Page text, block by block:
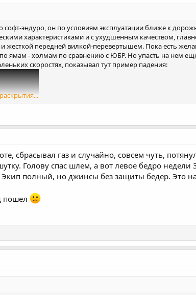
софт-эндуро, он по условиям эксплуатации ближе к
характеристиками и с ухудшенным качеством,
передней вилкой-перевертышем. Пока есть
ямам - холмам по сравнению с ЮБР. Но упасть на нем
скоростях, показывал тут пример падения:
сбрасывал газ и случайно, совсем чуть,
Голову спас шлем, а вот левое бедро недели
полный, но джинсы без защиты бедер. Это
пошел